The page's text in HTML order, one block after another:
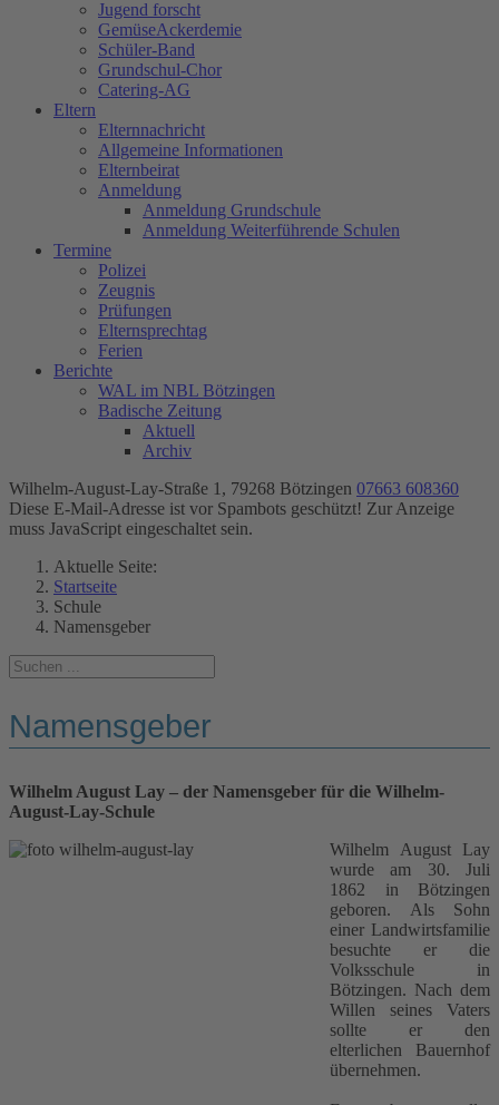
Jugend forscht
GemüseAckerdemie
Schüler-Band
Grundschul-Chor
Catering-AG
Eltern
Elternnachricht
Allgemeine Informationen
Elternbeirat
Anmeldung
Anmeldung Grundschule
Anmeldung Weiterführende Schulen
Termine
Polizei
Zeugnis
Prüfungen
Elternsprechtag
Ferien
Berichte
WAL im NBL Bötzingen
Badische Zeitung
Aktuell
Archiv
Wilhelm-August-Lay-Straße 1, 79268 Bötzingen 07663 608360
Diese E-Mail-Adresse ist vor Spambots geschützt! Zur Anzeige
muss JavaScript eingeschaltet sein.
Aktuelle Seite:
Startseite
Schule
Namensgeber
Namensgeber
Wilhelm August Lay – der Namensgeber für die Wilhelm-
August-Lay-Schule
Wilhelm August Lay
wurde am 30. Juli
1862 in Bötzingen
geboren. Als Sohn
einer Landwirtsfamilie
besuchte er die
Volksschule in
Bötzingen. Nach dem
Willen seines Vaters
sollte er den
elterlichen Bauernhof
übernehmen.